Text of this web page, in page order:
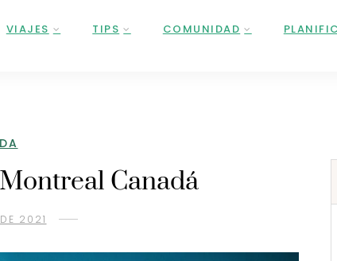
VIAJES TIPS COMUNIDAD
Canadá
2021